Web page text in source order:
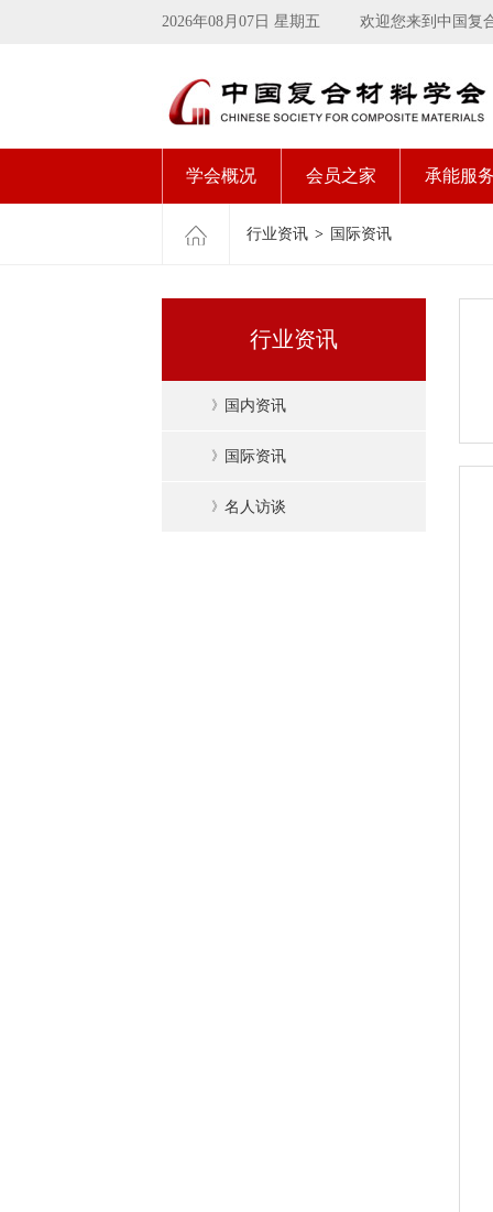
2026年08月07日 星期五 欢迎您来到中国复
学会概况 会员之家 承能服
行业资讯 > 国际资讯
行业资讯
》 国内资讯
》 国际资讯
》 名人访谈